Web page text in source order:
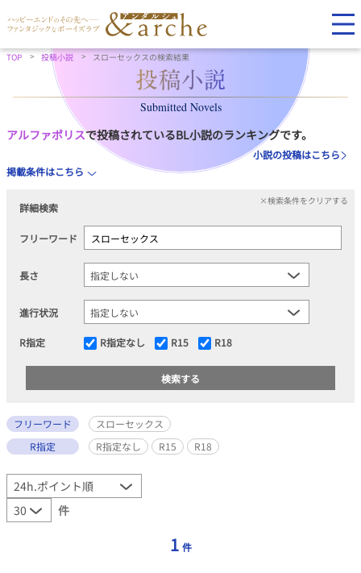
TOP 投稿小説 スローセックスの検索結果
Submitted Novels
アルファポリスで投稿されているBL小説のランキングです。
小説の投稿はこちら
掲載条件はこちら
詳細検索
×検索条件をクリアする
フリーワード
長さ
進行状況
R指定 R指定なし R15 R18
フリーワード
スローセックス
R指定
R指定なし R15 R18
件
1 件